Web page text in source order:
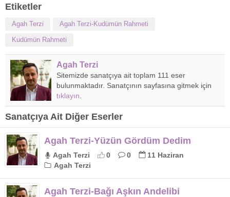
Etiketler
Agah Terzi Agah Terzi-Kudümün Rahmeti
Kudümün Rahmeti
Agah Terzi
Sitemizde sanatçıya ait toplam 111 eser
bulunmaktadır. Sanatçının sayfasına gitmek için
tıklayın
Sanatçıya Ait Diğer Eserler
Agah Terzi-Yüzün Gördüm Dedim
Agah Terzi 0 0
11 Haziran
Agah Terzi
Agah Terzi-Bağı Aşkın Andelibi